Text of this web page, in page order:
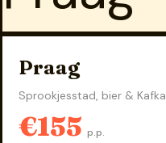
Praag
Sprookjesstad, bier & Kafka
€155 p.p.